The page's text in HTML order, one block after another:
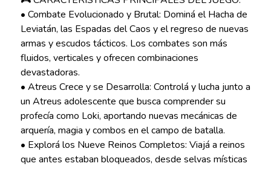
• Combate Evolucionado y Brutal: Dominá el Hacha de
Leviatán, las Espadas del Caos y el regreso de nuevas
armas y escudos tácticos. Los combates son más
fluidos, verticales y ofrecen combinaciones
devastadoras.
• Atreus Crece y se Desarrolla: Controlá y lucha junto a
un Atreus adolescente que busca comprender su
profecía como Loki, aportando nuevas mecánicas de
arquería, magia y combos en el campo de batalla.
• Explorá los Nueve Reinos Completos: Viajá a reinos
que antes estaban bloqueados, desde selvas místicas